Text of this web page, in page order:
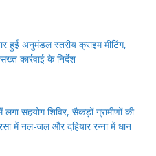
हुई अनुमंडल स्तरीय क्राइम मीटिंग,
कार्रवाई के निर्देश
लगा सहयोग शिविर, सैकड़ों ग्रामीणों की
में नल-जल और दहियार रन्ना में धान